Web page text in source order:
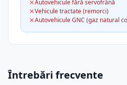
Autovehicule fără servofrână
Vehicule tractate (remorci)
Autovehicule GNC (gaz natural
Întrebări frecvente